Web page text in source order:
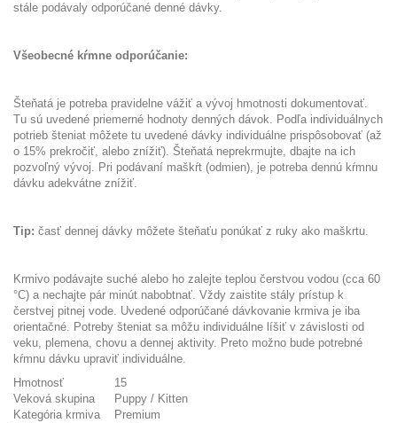
stále podávaly odporúčané denné dávky.
Všeobecné kŕmne odporúčanie:
Šteňatá je potreba pravidelne vážiť a vývoj hmotnosti dokumentovať.
Tu sú uvedené priemerné hodnoty denných dávok. Podľa individuálnych
potrieb šteniat môžete tu uvedené dávky individuálne prispôsobovať (až
o 15% prekročiť, alebo znížiť). Šteňatá neprekrmujte, dbajte na ich
pozvoľný vývoj. Pri podávaní maškŕt (odmien), je potreba dennú kŕmnu
dávku adekvátne znížiť.
Tip: časť dennej dávky môžete šteňaťu ponúkať z ruky ako maškrtu.
Krmivo podávajte suché alebo ho zalejte teplou čerstvou vodou (cca 60
°C) a nechajte pár minút nabobtnať. Vždy zaistite stály prístup k
čerstvej pitnej vode. Uvedené odporúčané dávkovanie krmiva je iba
orientačné. Potreby šteniat sa môžu individuálne líšiť v závislosti od
veku, plemena, chovu a dennej aktivity. Preto možno bude potrebné
kŕmnu dávku upraviť individuálne.
Hmotnosť
15
Veková skupina
Puppy / Kitten
Kategória krmiva
Premium